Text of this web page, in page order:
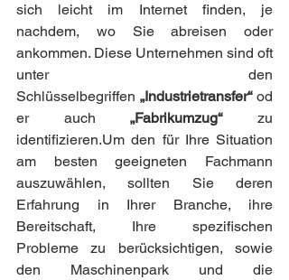
sich leicht im Internet finden, je
nachdem, wo Sie abreisen oder
ankommen. Diese Unternehmen sind oft
unter den
Schlüsselbegriffen „Industrietransfer“ od
er auch „Fabrikumzug“ zu
identifizieren.Um den für Ihre Situation
am besten geeigneten Fachmann
auszuwählen, sollten Sie deren
Erfahrung in Ihrer Branche, ihre
Bereitschaft, Ihre spezifischen
Probleme zu berücksichtigen, sowie
den Maschinenpark und die